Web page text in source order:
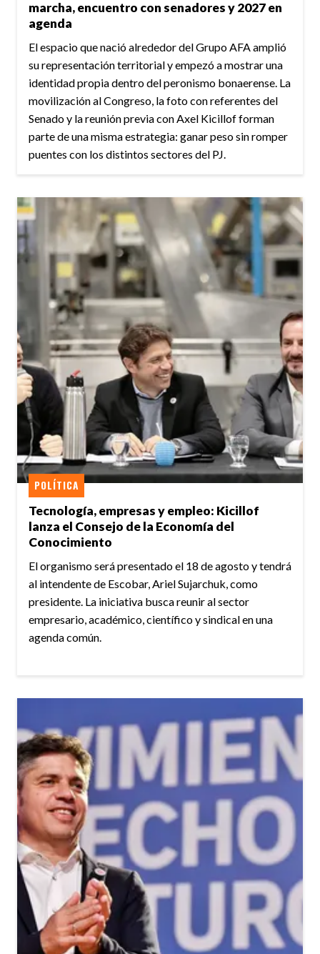
marcha, encuentro con senadores y 2027 en
agenda
El espacio que nació alrededor del Grupo AFA amplió
su representación territorial y empezó a mostrar una
identidad propia dentro del peronismo bonaerense. La
movilización al Congreso, la foto con referentes del
Senado y la reunión previa con Axel Kicillof forman
parte de una misma estrategia: ganar peso sin romper
puentes con los distintos sectores del PJ.
Tecnología, empresas y empleo: Kicillof
lanza el Consejo de la Economía del
Conocimiento
POLÍTICA
El organismo será presentado el 18 de agosto y tendrá
al intendente de Escobar, Ariel Sujarchuk, como
presidente. La iniciativa busca reunir al sector
empresario, académico, científico y sindical en una
agenda común.